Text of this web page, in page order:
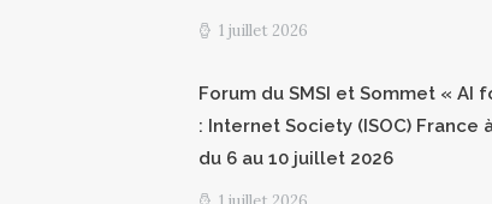
1 juillet 2026
Forum du SMSI et Sommet « AI
: Internet Society (ISOC) France
du 6 au 10 juillet 2026